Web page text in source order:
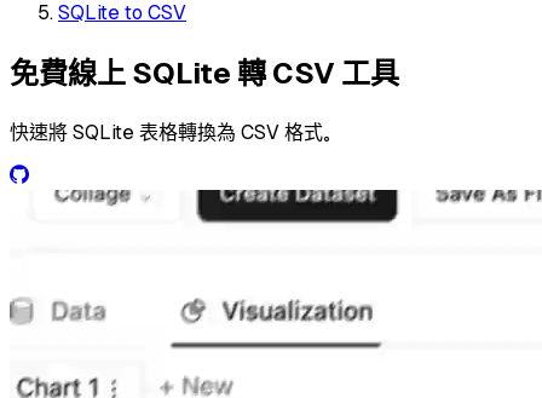
SQLite to CSV
免費線上 SQLite 轉 CSV 工具
快速將 SQLite 表格轉換為 CSV 格式。